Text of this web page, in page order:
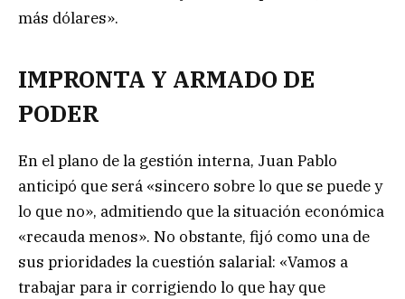
más dólares».
IMPRONTA Y ARMADO DE
PODER
En el plano de la gestión interna, Juan Pablo
anticipó que será «sincero sobre lo que se puede y
lo que no», admitiendo que la situación económica
«recauda menos». No obstante, fijó como una de
sus prioridades la cuestión salarial: «Vamos a
trabajar para ir corrigiendo lo que hay que